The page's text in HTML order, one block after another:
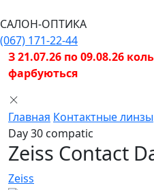
САЛОН-ОПТИКА
(067) 171-22-44
З 21.07.26 по 09.08.26
фарбуються
Главная Контактные линзы
Day 30 compatic
Zeiss Contact
Zeiss